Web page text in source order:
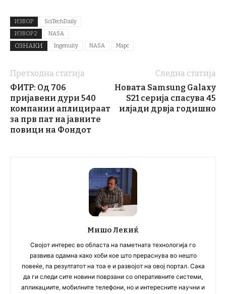
ИЗВОР
SciTechDaily
ИЗВОР 2
NASA
ОЗНАКИ Ingenuity NASA Марс
Претходна статија
ФИТР: Од 706
пријавени дури 540
компании аплицираат
за прв пат на јавните
повици на Фондот
Следна статија
Новата Samsung Galaxy
S21 серија спасува 45
илјади дрвја годишно
Мишо Лекиќ
Својот интерес во областа на паметната технологија го
развива одамна како хоби кое што прераснува во нешто
повеќе, па резултатот на тоа е и развојот на овој портал. Сака
да ги следи сите новини поврзани со оперативните системи,
апликациите, мобилните телефони, но и интересните научни и